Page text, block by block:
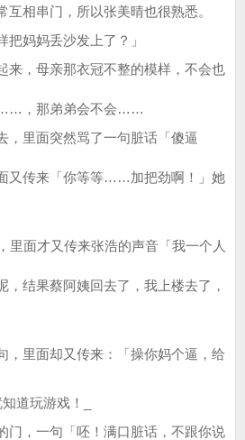
相串门，所以张美晴也很熟悉。
妈妈丢沙发上了？」
，母亲那衣冠不整的模样，不会也
，那弟弟会不会……
里面突然骂了一句脏话「傻逼
又传来「你等等……加把劲啊！」她
面才又传来张浩的声音「我一个人
，结果蔡阿姨回去了，我上楼去了，
里面却又传来：「操你妈个逼，给
道玩游戏！_
，一句「呸！满口脏话，不跟你说